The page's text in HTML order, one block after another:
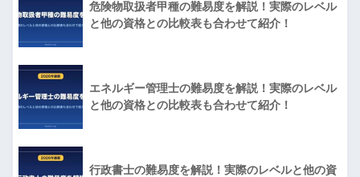
危険物取扱者甲種の難易度を解説！実際のレベル
と他の資格との比較表も合わせて紹介！
エネルギー管理士の難易度を解説！実際のレベル
と他の資格との比較表も合わせて紹介！
行政書士の難易度を解説！実際のレベルと他の資